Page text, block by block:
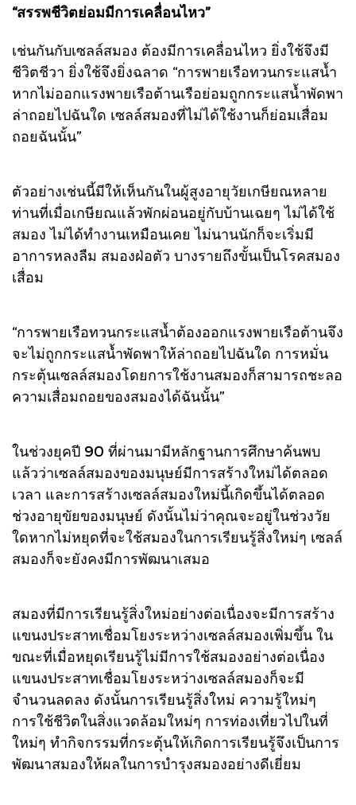
“สรรพชีวิตย่อมมีการเคลื่อนไหว”
เช่นกันกับเซลล์สมอง ต้องมีการเคลื่อนไหว ยิ่งใช้จึงมี
ชีวิตชีวา ยิ่งใช้จึงยิ่งฉลาด “การพายเรือทวนกระแสน้ำ
หากไม่ออกแรงพายเรือต้านเรือย่อมถูกกระแสน้ำพัดพา
ล่าถอยไปฉันใด เซลล์สมองที่ไม่ได้ใช้งานก็ย่อมเสื่อม
ถอยฉันนั้น”
ตัวอย่างเช่นนี้มีให้เห็นกันในผู้สูงอายุวัยเกษียณหลาย
ท่านที่เมื่อเกษียณแล้วพักผ่อนอยู่กับบ้านเฉยๆ ไม่ได้ใช้
สมอง ไม่ได้ทำงานเหมือนเคย ไม่นานนักก็จะเริ่มมี
อาการหลงลืม สมองฝ่อตัว บางรายถึงขั้นเป็นโรคสมอง
เสื่อม
“การพายเรือทวนกระแสน้ำต้องออกแรงพายเรือต้านจึง
จะไม่ถูกกระแสน้ำพัดพาให้ล่าถอยไปฉันใด การหมั่น
กระตุ้นเซลล์สมองโดยการใช้งานสมองก็สามารถชะลอ
ความเสื่อมถอยของสมองได้ฉันนั้น”
ในช่วงยุคปี 90 ที่ผ่านมามีหลักฐานการศึกษาค้นพบ
แล้วว่าเซลล์สมองของมนุษย์มีการสร้างใหม่ได้ตลอด
เวลา และการสร้างเซลล์สมองใหม่นี้เกิดขึ้นได้ตลอด
ช่วงอายุขัยของมนุษย์ ดังนั้นไม่ว่าคุณจะอยู่ในช่วงวัย
ใดหากไม่หยุดที่จะใช้สมองในการเรียนรู้สิ่งใหม่ๆ เซลล์
สมองก็จะยังคงมีการพัฒนาเสมอ
สมองที่มีการเรียนรู้สิ่งใหม่อย่างต่อเนื่องจะมีการสร้าง
แขนงประสาทเชื่อมโยงระหว่างเซลล์สมองเพิ่มขึ้น ใน
ขณะที่เมื่อหยุดเรียนรู้ไม่มีการใช้สมองอย่างต่อเนื่อง
แขนงประสาทเชื่อมโยงระหว่างเซลล์สมองก็จะมี
จำนวนลดลง ดังนั้นการเรียนรู้สิ่งใหม่ ความรู้ใหม่ๆ
การใช้ชีวิตในสิ่งแวดล้อมใหม่ๆ การท่องเที่ยวไปในที่
ใหม่ๆ ทำกิจกรรมที่กระตุ้นให้เกิดการเรียนรู้จึงเป็นการ
พัฒนาสมองให้ผลในการบำรุงสมองอย่างดีเยี่ยม